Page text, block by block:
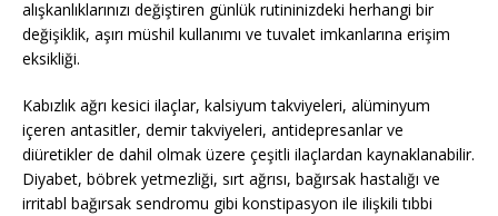
alışkanlıklarınızı değiştiren günlük rutininizdeki herhangi bir
değişiklik, aşırı müshil kullanımı ve tuvalet imkanlarına erişim
eksikliği.
Kabızlık ağrı kesici ilaçlar, kalsiyum takviyeleri, alüminyum
içeren antasitler, demir takviyeleri, antidepresanlar ve
diüretikler de dahil olmak üzere çeşitli ilaçlardan kaynaklanabilir.
Diyabet, böbrek yetmezliği, sırt ağrısı, bağırsak hastalığı ve
irritabl bağırsak sendromu gibi konstipasyon ile ilişkili tıbbi